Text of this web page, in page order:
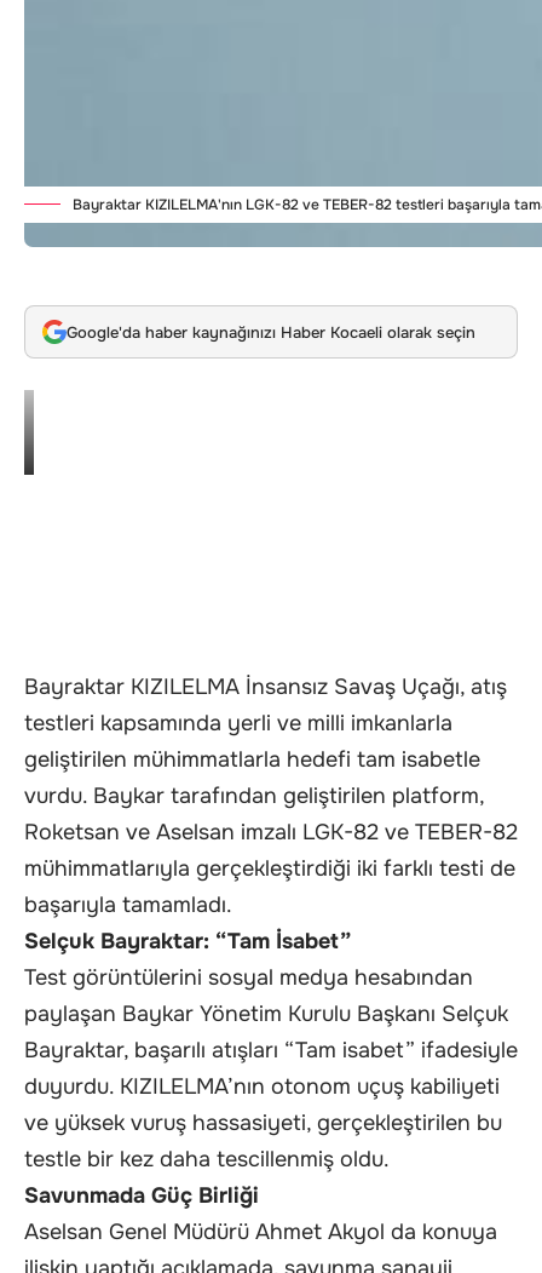
Bayraktar KIZILELMA'nın LGK-82 ve TEBER-82 testleri başarıyla
Google'da haber kaynağınızı Haber Kocaeli olarak seçin
Bayraktar KIZILELMA İnsansız Savaş Uçağı, atış
testleri kapsamında yerli ve milli imkanlarla
geliştirilen mühimmatlarla hedefi tam isabetle
vurdu. Baykar tarafından geliştirilen platform,
Roketsan ve Aselsan imzalı LGK-82 ve TEBER-82
mühimmatlarıyla gerçekleştirdiği iki farklı testi de
başarıyla tamamladı.
Selçuk Bayraktar: “Tam İsabet”
Test görüntülerini sosyal medya hesabından
paylaşan Baykar Yönetim Kurulu Başkanı Selçuk
Bayraktar, başarılı atışları “Tam isabet” ifadesiyle
duyurdu. KIZILELMA’nın otonom uçuş kabiliyeti
ve yüksek vuruş hassasiyeti, gerçekleştirilen bu
testle bir kez daha tescillenmiş oldu.
Savunmada Güç Birliği
Aselsan Genel Müdürü Ahmet Akyol da konuya